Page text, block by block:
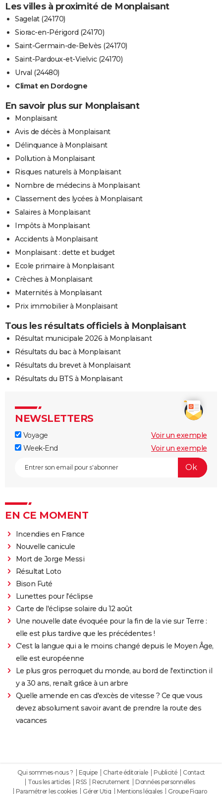
Les villes à proximité de Monplaisant
Sagelat (24170)
Siorac-en-Périgord (24170)
Saint-Germain-de-Belvès (24170)
Saint-Pardoux-et-Vielvic (24170)
Urval (24480)
Climat en Dordogne
En savoir plus sur Monplaisant
Monplaisant
Avis de décès à Monplaisant
Délinquance à Monplaisant
Pollution à Monplaisant
Risques naturels à Monplaisant
Nombre de médecins à Monplaisant
Classement des lycées à Monplaisant
Salaires à Monplaisant
Impôts à Monplaisant
Accidents à Monplaisant
Monplaisant : dette et budget
Ecole primaire à Monplaisant
Crèches à Monplaisant
Maternités à Monplaisant
Prix immobilier à Monplaisant
Tous les résultats officiels à Monplaisant
Résultat municipale 2026 à Monplaisant
Résultats du bac à Monplaisant
Résultats du brevet à Monplaisant
Résultats du BTS à Monplaisant
NEWSLETTERS
Voyage
Voir un exemple
Week-End
Voir un exemple
EN CE MOMENT
Incendies en France
Nouvelle canicule
Mort de Jorge Messi
Résultat Loto
Bison Futé
Lunettes pour l'éclipse
Carte de l'éclipse solaire du 12 août
Une nouvelle date évoquée pour la fin de la vie sur Terre :
elle est plus tardive que les précédentes !
C'est la langue qui a le moins changé depuis le Moyen Âge,
elle est européenne
Le plus gros perroquet du monde, au bord de l'extinction il
y a 30 ans, renaît grâce à un arbre
Quelle amende en cas d'excès de vitesse ? Ce que vous
devez absolument savoir avant de prendre la route des
vacances
Qui sommes-nous ? Equipe Charte éditoriale Publicité
Contact
Tous les articles
RSS Recrutement
Données personnelles
Paramétrer les cookies
Gérer Utiq Mentions légales Groupe Figaro